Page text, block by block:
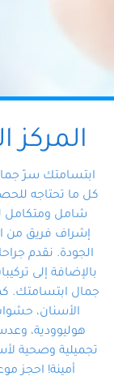
المركز
ابتسامتك سرّ
كل ما تحتاجه
شامل ومتكامل
إشراف فريق من
الجودة. نقدم
بالإضافة إلى
جمال ابتسامتك.
الأسنان،
هوليوودية،
تجميلية وصحية
أمينة! احجز